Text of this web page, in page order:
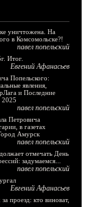
уничтожена. На
в Комсомольске?!
павел попельский
Итог.
Евгений Афанасьев
Попельского:
явления,
и Последние
2025
павел попельский
Петровича
в газетах
Амурск
павел попельский
отмечать День
задумаемся...
павел попельский
Евгений Афанасьев
проезд: кто виноват,